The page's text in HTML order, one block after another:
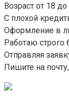
Возраст от 18
С плохой
Оформление в
Работаю строго
Отправляя
Пишите на